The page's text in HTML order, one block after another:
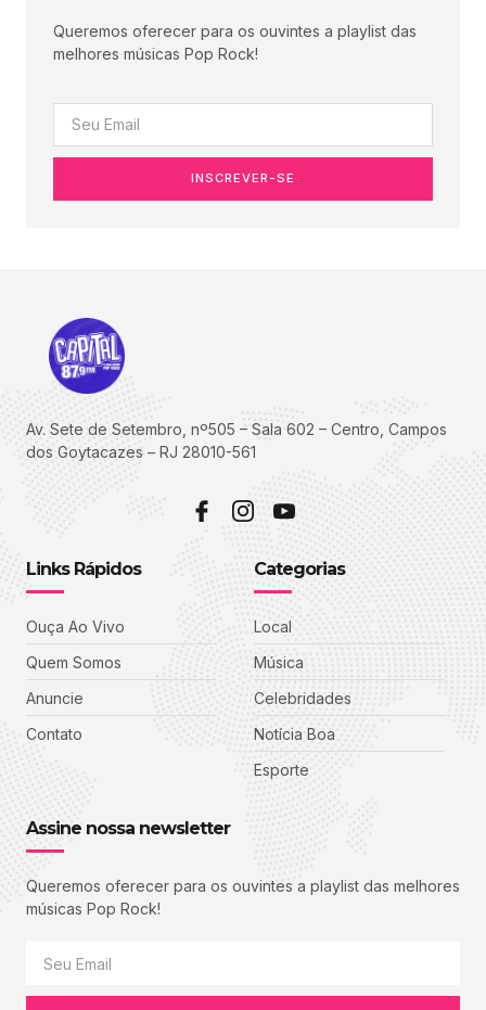
Queremos oferecer para os ouvintes a playlist das
melhores músicas Pop Rock!
INSCREVER-SE
Av. Sete de Setembro, nº505 – Sala 602 – Centro, Campos
dos Goytacazes – RJ 28010-561
Links Rápidos
Ouça Ao Vivo
Quem Somos
Anuncie
Contato
Categorias
Local
Música
Celebridades
Notícia Boa
Esporte
Assine nossa newsletter
Queremos oferecer para os ouvintes a playlist das melhores
músicas Pop Rock!